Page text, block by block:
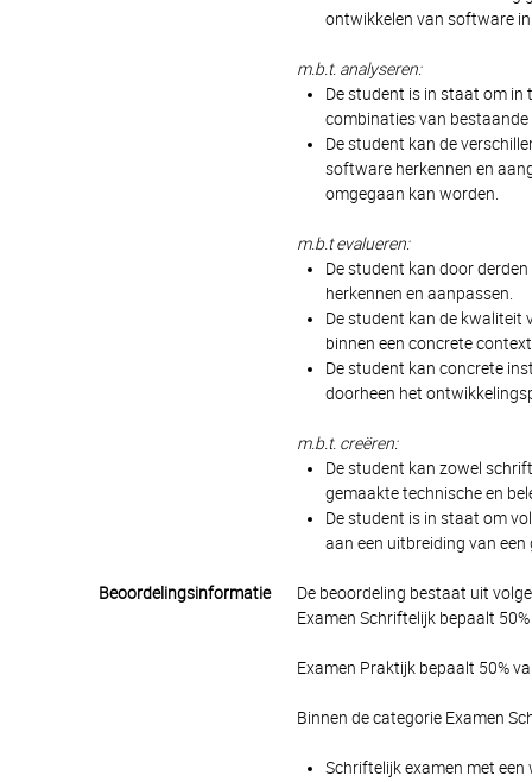
ontwikkelen van software
m.b.t. analyseren:
De student is in staat om
combinaties van bestaande
De student kan de
software herkennen en
omgegaan kan worden.
m.b.t evalueren:
De student kan door
herkennen en aanpassen.
De student kan de kwaliteit
binnen een concrete
De student kan concrete
doorheen het
m.b.t. creëren:
De student kan zowel
gemaakte technische en
De student is in staat om
aan een uitbreiding van
Beoordelingsinformatie
De beoordeling bestaat uit
Examen Schriftelijk bepaalt
Examen Praktijk bepaalt 50%
Binnen de categorie Examen
Schriftelijk examen met